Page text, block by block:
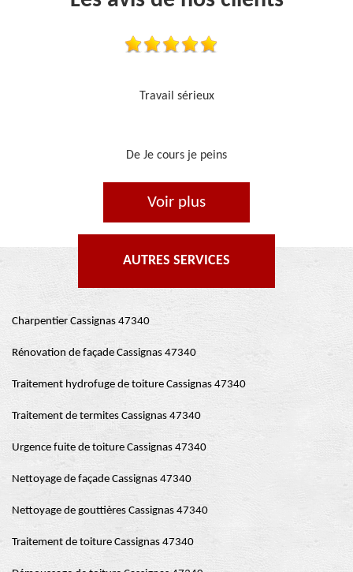
Je recommande, top !!
De Ornella
Voir plus
AUTRES SERVICES
Charpentier Cassignas 47340
Rénovation de façade Cassignas 47340
Traitement hydrofuge de toiture Cassignas 47340
Traitement de termites Cassignas 47340
Urgence fuite de toiture Cassignas 47340
Nettoyage de façade Cassignas 47340
Nettoyage de gouttières Cassignas 47340
Traitement de toiture Cassignas 47340